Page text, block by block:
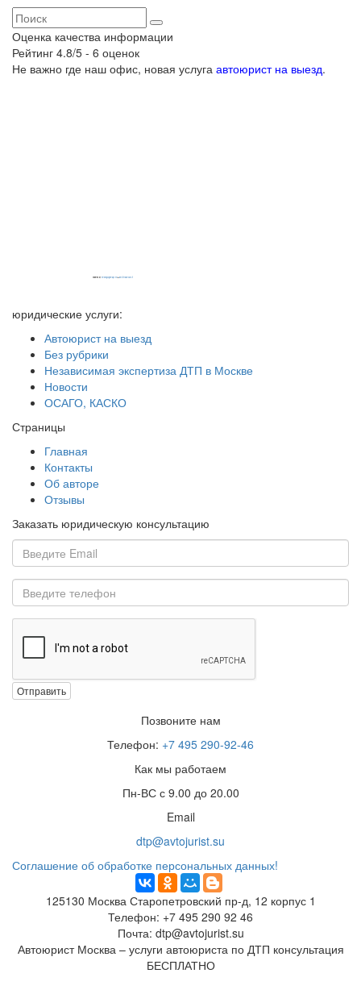
Оценка качества информации
Рейтинг 4.8/5 - 6 оценок
Не важно где наш офис, новая услуга автоюрист на выезд.
Powered by embedgooglemaps EN & iamsterdamcard.it
юридические услуги:
Автоюрист на выезд
Без рубрики
Независимая экспертиза ДТП в Москве
Новости
ОСАГО, КАСКО
Страницы
Главная
Контакты
Об авторе
Отзывы
Заказать юридическую консультацию
Отправить
Позвоните нам
Телефон: +7 495 290-92-46
Как мы работаем
Пн-ВС с 9.00 до 20.00
Email
dtp@avtojurist.su
Соглашение об обработке персональных данных!
125130 Москва Старопетровский пр-д, 12 корпус 1
Телефон: +7 495 290 92 46
Почта: dtp@avtojurist.su
Автоюрист Москва – услуги автоюриста по ДТП консультация
БЕСПЛАТНО